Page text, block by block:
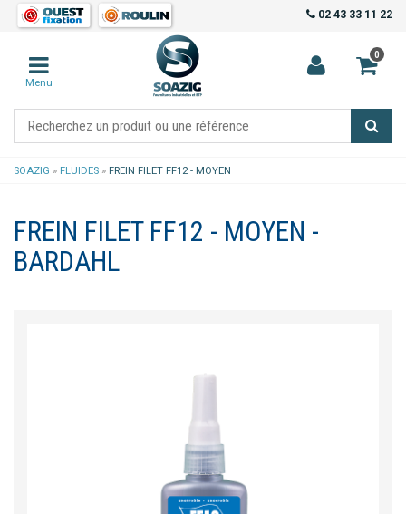
02 43 33 11 22
0
Menu
SOAZIG » FLUIDES » FREIN FILET FF12 - MOYEN
FREIN FILET FF12 - MOYEN -
BARDAHL